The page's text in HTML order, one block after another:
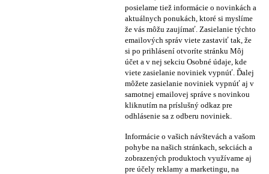
posielame tiež informácie o novinkách a
aktuálnych ponukách, ktoré si myslíme
že vás môžu zaujímať. Zasielanie týchto
emailových správ viete zastaviť tak, že
si po prihlásení otvoríte stránku Môj
účet a v nej sekciu Osobné údaje, kde
viete zasielanie noviniek vypnúť. Ďalej
môžete zasielanie noviniek vypnúť aj v
samotnej emailovej správe s novinkou
kliknutím na príslušný odkaz pre
odhlásenie sa z odberu noviniek.
Informácie o vašich návštevách a vašom
pohybe na našich stránkach, sekciách a
zobrazených produktoch využívame aj
pre účely reklamy a marketingu, na